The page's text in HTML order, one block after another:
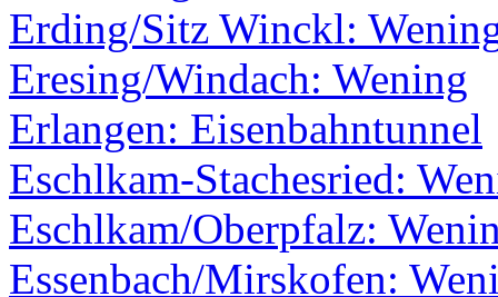
Erding/Sitz Winckl:
Eresing/Windach: Wening
Erlangen: Eisenbahntunnel
Eschlkam-Stachesried:
Eschlkam/Oberpfalz:
Essenbach/Mirskofen: